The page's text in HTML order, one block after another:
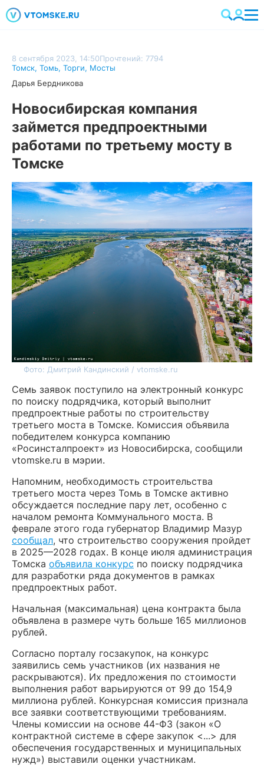
8 сентября 2023, 14:50Прочтений: 7794
Томск, Томь, Торги, Мосты
Дарья Бердникова
Новосибирская компания
займется предпроектными
работами по третьему мосту в
Томске
Фото: Дмитрий Кандинский / vtomske.ru
Семь заявок поступило на электронный конкурс
по поиску подрядчика, который выполнит
предпроектные работы по строительству
третьего моста в Томске. Комиссия объявила
победителем конкурса компанию
«Росинсталпроект» из Новосибирска, сообщили
vtomske.ru в мэрии.
Напомним, необходимость строительства
третьего моста через Томь в Томске активно
обсуждается последние пару лет, особенно с
началом ремонта Коммунального моста. В
феврале этого года губернатор Владимир Мазур
сообщал, что строительство сооружения пройдет
в 2025—2028 годах. В конце июля администрация
Томска объявила конкурс по поиску подрядчика
для разработки ряда документов в рамках
предпроектных работ.
Начальная (максимальная) цена контракта была
объявлена в размере чуть больше 165 миллионов
рублей.
Согласно порталу госзакупок, на конкурс
заявились семь участников (их названия не
раскрываются). Их предложения по стоимости
выполнения работ варьируются от 99 до 154,9
миллиона рублей. Конкурсная комиссия признала
все заявки соответствующими требованиям.
Члены комиссии на основе 44-ФЗ (закон «О
контрактной системе в сфере закупок <...> для
обеспечения государственных и муниципальных
нужд») выставили оценки участникам.